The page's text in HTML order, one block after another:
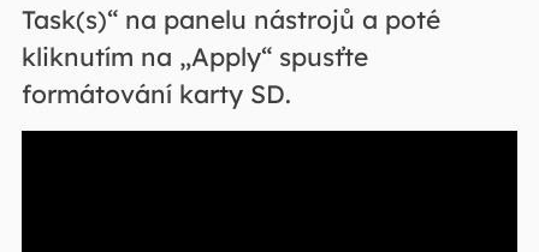
Task(s)“ na panelu nástrojů a poté
kliknutím na „Apply“ spusťte
formátování karty SD.